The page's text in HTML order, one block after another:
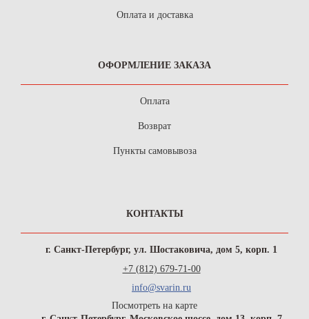
Оплата и доставка
ОФОРМЛЕНИЕ ЗАКАЗА
Оплата
Возврат
Пункты самовывоза
КОНТАКТЫ
г. Санкт-Петербург, ул. Шостаковича, дом 5, корп. 1
+7 (812) 679-71-00
info@svarin.ru
Посмотреть на карте